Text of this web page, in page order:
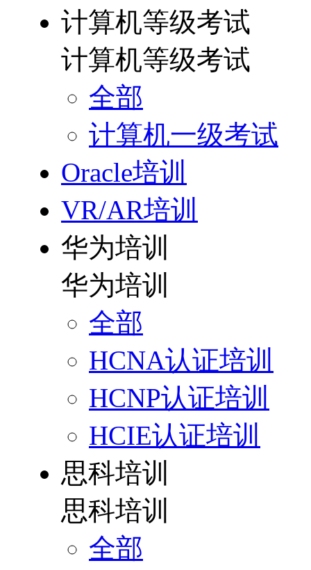
计算机等级考试
计算机等级考试
全部
计算机一级考试
Oracle培训
VR/AR培训
华为培训
华为培训
全部
HCNA认证培训
HCNP认证培训
HCIE认证培训
思科培训
思科培训
全部